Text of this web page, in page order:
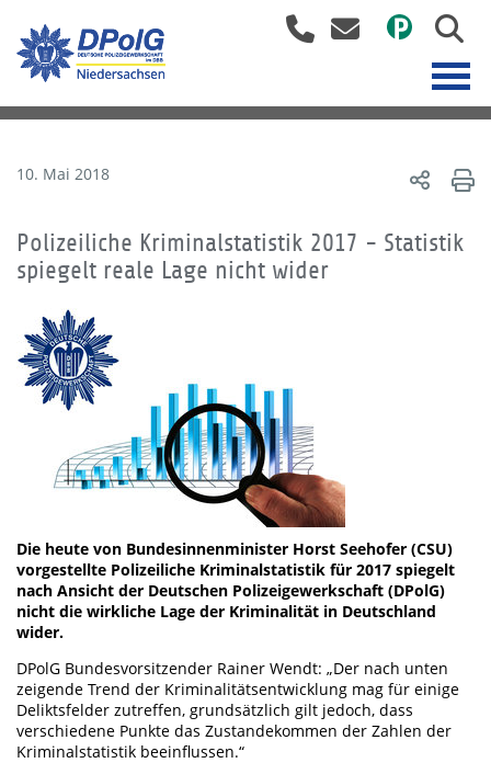
10. Mai 2018
Polizeiliche Kriminalstatistik 2017 - Statistik
spiegelt reale Lage nicht wider
Die heute von Bundesinnenminister Horst Seehofer (CSU)
vorgestellte Polizeiliche Kriminalstatistik für 2017 spiegelt
nach Ansicht der Deutschen Polizeigewerkschaft (DPolG)
nicht die wirkliche Lage der Kriminalität in Deutschland
wider.
DPolG Bundesvorsitzender Rainer Wendt: „Der nach unten
zeigende Trend der Kriminalitätsentwicklung mag für einige
Deliktsfelder zutreffen, grundsätzlich gilt jedoch, dass
verschiedene Punkte das Zustandekommen der Zahlen der
Kriminalstatistik beeinflussen.“